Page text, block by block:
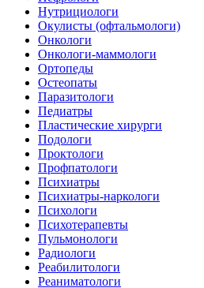
Нутрициологи
Окулисты (офтальмологи)
Онкологи
Онкологи-маммологи
Ортопеды
Остеопаты
Паразитологи
Педиатры
Пластические хирурги
Подологи
Проктологи
Профпатологи
Психиатры
Психиатры-наркологи
Психологи
Психотерапевты
Пульмонологи
Радиологи
Реабилитологи
Реаниматологи